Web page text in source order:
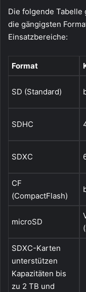
Die folgende
die gängigsten
Einsatzbereiche:
Format
SD (Standard)
SDHC
SDXC
CF
(CompactFlash)
microSD
SDXC-Karten
unterstützen
Kapazitäten bis
zu 2 TB und